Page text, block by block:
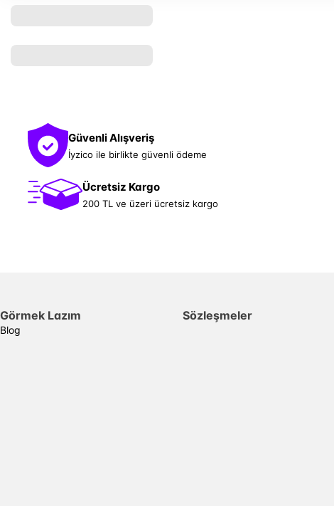
Güvenli Alışveriş
İyzico ile birlikte güvenli ödeme
Ücretsiz Kargo
200 TL ve üzeri ücretsiz kargo
Görmek Lazım
Blog
Sözleşmeler